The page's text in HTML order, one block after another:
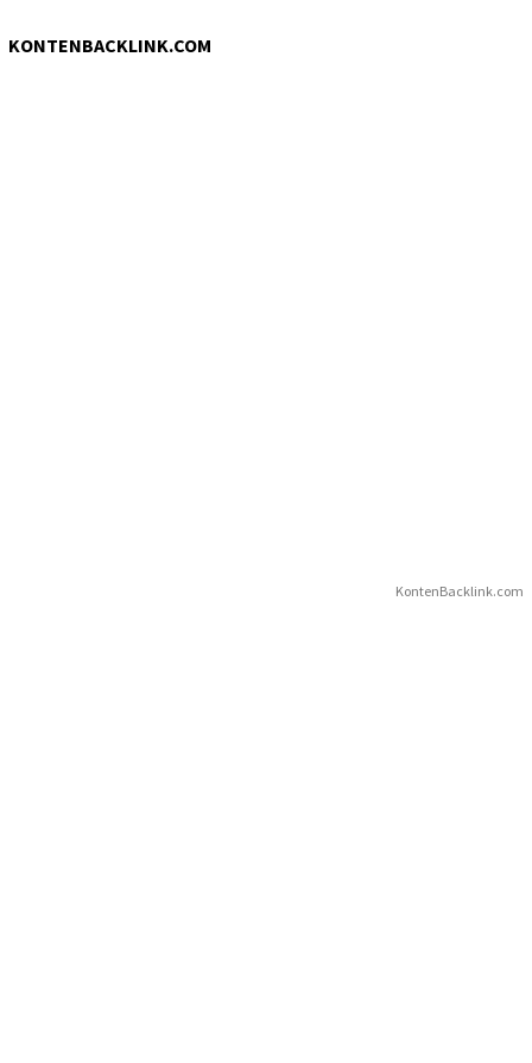
KONTENBACKLINK.COM
KontenBacklink.com